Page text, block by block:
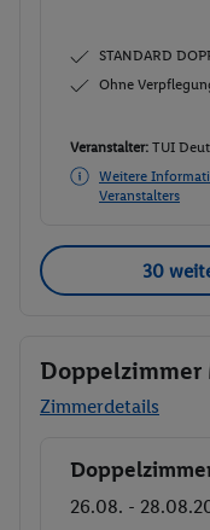
STANDARD
Ohne
Veranstalter: TUI
Weitere
Veranstalters
30
Zimmerdetails
Buchen
26.08. -